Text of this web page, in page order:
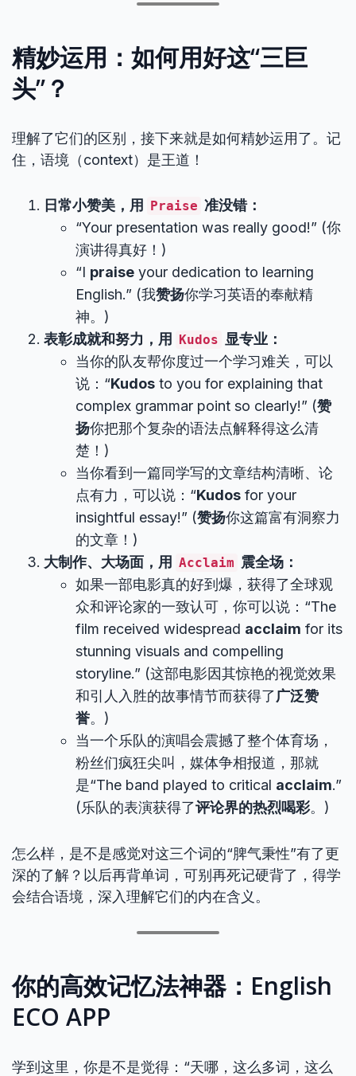
精妙运用：如何用好这“三巨
头”？
理解了它们的区别，接下来就是如何精妙运用了。记
住，语境（context）是王道！
日常小赞美，用 Praise 准没错：
“Your presentation was really good!” (你
演讲得真好！)
“I praise your dedication to learning
English.” (我赞扬你学习英语的奉献精
神。)
表彰成就和努力，用
Kudos 显专业：
当你的队友帮你度过一个学习难关，可以
说：“Kudos to you for explaining that
complex grammar point so clearly!” (赞
扬你把那个复杂的语法点解释得这么清
楚！)
当你看到一篇同学写的文章结构清晰、论
点有力，可以说：“Kudos for your
insightful essay!” (赞扬你这篇富有洞察力
的文章！)
大制作、大场面，用 Acclaim 震全场：
如果一部电影真的好到爆，获得了全球观
众和评论家的一致认可，你可以说：“The
film received widespread acclaim for its
stunning visuals and compelling
storyline.” (这部电影因其惊艳的视觉效果
和引人入胜的故事情节而获得了广泛赞
誉。)
当一个乐队的演唱会震撼了整个体育场，
粉丝们疯狂尖叫，媒体争相报道，那就
是“The band played to critical acclaim.”
(乐队的表演获得了评论界的热烈喝彩。)
怎么样，是不是感觉对这三个词的“脾气秉性”有了更
深的了解？以后再背单词，可别再死记硬背了，得学
会结合语境，深入理解它们的内在含义。
你的高效记忆法神器：English
ECO APP
学到这里，你是不是觉得：“天哪，这么多词，这么